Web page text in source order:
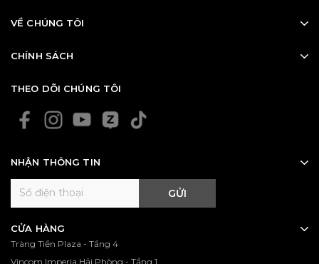
VỀ CHÚNG TÔI
CHÍNH SÁCH
THEO DÕI CHÚNG TÔI
NHẬN THÔNG TIN
GỬI
CỬA HÀNG
Tràng Tiền Plaza - Tầng 4
Vincom Imperia Hải Phòng - Tầng 1